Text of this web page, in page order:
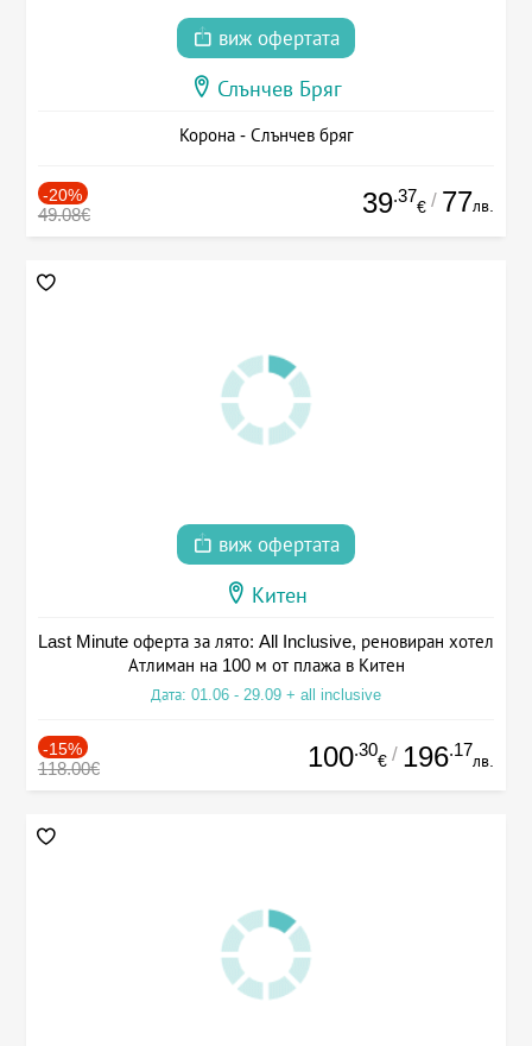
виж офертата
Слънчев Бряг
Корона - Слънчев бряг
-20%
49.08€ 39.37
€ / 77лв.
виж офертата
Китен
Last Minute оферта за лято: All Inclusive, реновиран хотел
Атлиман на 100 м от плажа в Китен
Дата: 01.06 - 29.09 + all inclusive
-15%
118.00€ 100.30
€ / 196.17
лв.